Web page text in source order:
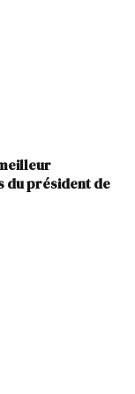
du président de